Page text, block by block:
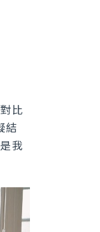
比
結
我